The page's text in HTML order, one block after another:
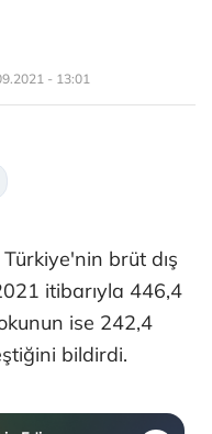
- 13:01
brüt dış
itibarıyla 446,4
ise 242,4
bildirdi.